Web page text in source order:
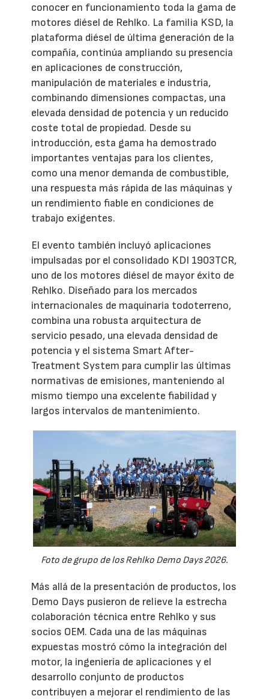
conocer en funcionamiento toda la gama de
motores diésel de Rehlko. La familia KSD, la
plataforma diésel de última generación de la
compañía, continúa ampliando su presencia
en aplicaciones de construcción,
manipulación de materiales e industria,
combinando dimensiones compactas, una
elevada densidad de potencia y un reducido
coste total de propiedad. Desde su
introducción, esta gama ha demostrado
importantes ventajas para los clientes,
como una menor demanda de combustible,
una respuesta más rápida de las máquinas y
un rendimiento fiable en condiciones de
trabajo exigentes.
El evento también incluyó aplicaciones
impulsadas por el consolidado KDI 1903TCR,
uno de los motores diésel de mayor éxito de
Rehlko. Diseñado para los mercados
internacionales de maquinaria todoterreno,
combina una robusta arquitectura de
servicio pesado, una elevada densidad de
potencia y el sistema Smart After-
Treatment System para cumplir las últimas
normativas de emisiones, manteniendo al
mismo tiempo una excelente fiabilidad y
largos intervalos de mantenimiento.
Foto de grupo de los Rehlko Demo Days 2026.
Más allá de la presentación de productos, los
Demo Days pusieron de relieve la estrecha
colaboración técnica entre Rehlko y sus
socios OEM. Cada una de las máquinas
expuestas mostró cómo la integración del
motor, la ingeniería de aplicaciones y el
desarrollo conjunto de productos
contribuyen a mejorar el rendimiento de las